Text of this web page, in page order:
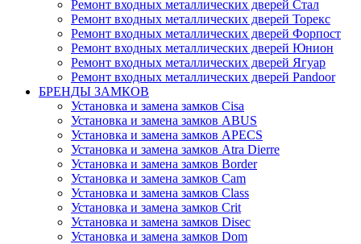
Ремонт входных металлических дверей Стал
Ремонт входных металлических дверей Торекс
Ремонт входных металлических дверей Форпост
Ремонт входных металлических дверей Юнион
Ремонт входных металлических дверей Ягуар
Ремонт входных металлических дверей Pandoor
БРЕНДЫ ЗАМКОВ
Установка и замена замков Cisa
Установка и замена замков ABUS
Установка и замена замков APECS
Установка и замена замков Atra Dierre
Установка и замена замков Border
Установка и замена замков Cam
Установка и замена замков Class
Установка и замена замков Crit
Установка и замена замков Disec
Установка и замена замков Dom